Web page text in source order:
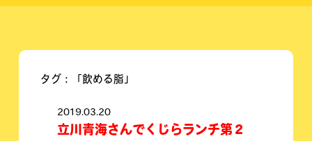
タグ：「飲める脂」
2019.03.20
立川青海さんでくじらランチ第２